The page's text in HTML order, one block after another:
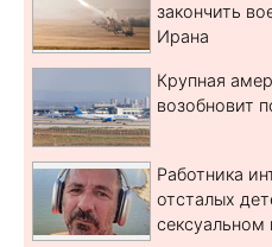
закончить
Ирана
Крупная
возобновит
Работника
отсталых
сексуальном